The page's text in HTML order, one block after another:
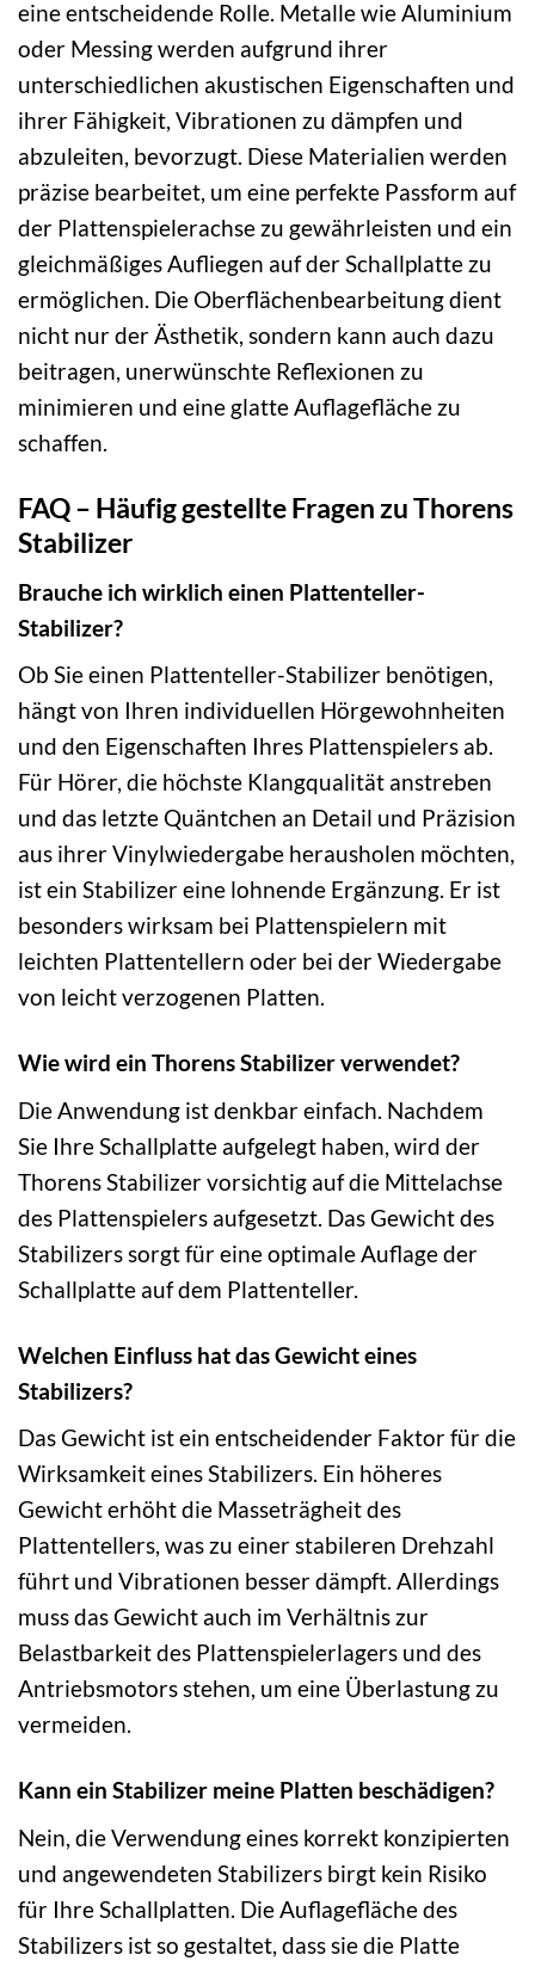
eine entscheidende Rolle. Metalle wie Aluminium
oder Messing werden aufgrund ihrer
unterschiedlichen akustischen Eigenschaften und
ihrer Fähigkeit, Vibrationen zu dämpfen und
abzuleiten, bevorzugt. Diese Materialien werden
präzise bearbeitet, um eine perfekte Passform auf
der Plattenspielerachse zu gewährleisten und ein
gleichmäßiges Aufliegen auf der Schallplatte zu
ermöglichen. Die Oberflächenbearbeitung dient
nicht nur der Ästhetik, sondern kann auch dazu
beitragen, unerwünschte Reflexionen zu
minimieren und eine glatte Auflagefläche zu
schaffen.
FAQ – Häufig gestellte Fragen zu Thorens
Stabilizer
Brauche ich wirklich einen Plattenteller-
Stabilizer?
Ob Sie einen Plattenteller-Stabilizer benötigen,
hängt von Ihren individuellen Hörgewohnheiten
und den Eigenschaften Ihres Plattenspielers ab.
Für Hörer, die höchste Klangqualität anstreben
und das letzte Quäntchen an Detail und Präzision
aus ihrer Vinylwiedergabe herausholen möchten,
ist ein Stabilizer eine lohnende Ergänzung. Er ist
besonders wirksam bei Plattenspielern mit
leichten Plattentellern oder bei der Wiedergabe
von leicht verzogenen Platten.
Wie wird ein Thorens Stabilizer verwendet?
Die Anwendung ist denkbar einfach. Nachdem
Sie Ihre Schallplatte aufgelegt haben, wird der
Thorens Stabilizer vorsichtig auf die Mittelachse
des Plattenspielers aufgesetzt. Das Gewicht des
Stabilizers sorgt für eine optimale Auflage der
Schallplatte auf dem Plattenteller.
Welchen Einfluss hat das Gewicht eines
Stabilizers?
Das Gewicht ist ein entscheidender Faktor für die
Wirksamkeit eines Stabilizers. Ein höheres
Gewicht erhöht die Masseträgheit des
Plattentellers, was zu einer stabileren Drehzahl
führt und Vibrationen besser dämpft. Allerdings
muss das Gewicht auch im Verhältnis zur
Belastbarkeit des Plattenspielerlagers und des
Antriebsmotors stehen, um eine Überlastung zu
vermeiden.
Kann ein Stabilizer meine Platten beschädigen?
Nein, die Verwendung eines korrekt konzipierten
und angewendeten Stabilizers birgt kein Risiko
für Ihre Schallplatten. Die Auflagefläche des
Stabilizers ist so gestaltet, dass sie die Platte